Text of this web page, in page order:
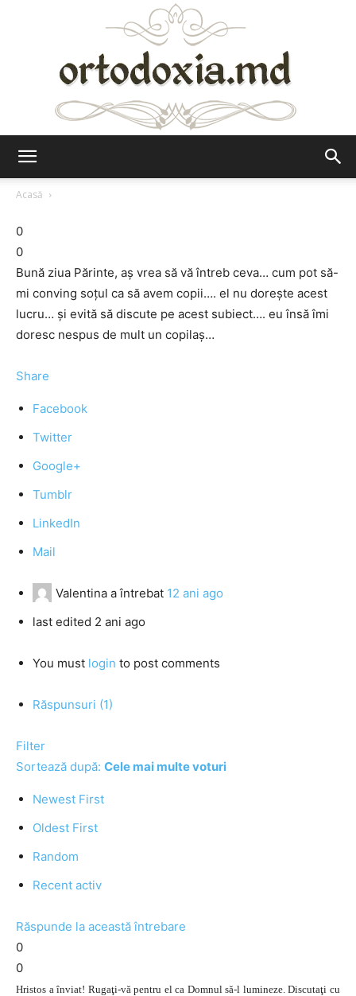
Acasă
0
0
Bună ziua Părinte, aș vrea să vă întreb ceva… cum pot să-
mi conving soțul ca să avem copii…. el nu dorește acest
lucru… și evită să discute pe acest subiect…. eu însă îmi
doresc nespus de mult un copilaș…
Share
Facebook
Twitter
Google+
Tumblr
LinkedIn
Mail
Valentina a întrebat 12 ani ago
last edited 2 ani ago
You must login to post comments
Răspunsuri (1)
Filter
Sortează după: Cele mai multe voturi
Newest First
Oldest First
Random
Recent activ
Răspunde la această întrebare
0
0
Hristos a înviat! Rugaţi-vă pentru el ca Domnul să-l lumineze. Discutaţi cu